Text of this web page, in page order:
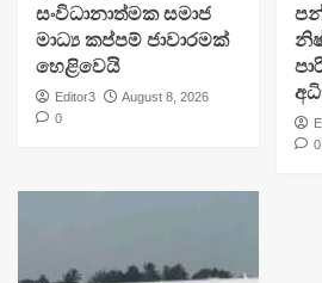
සංවිධානාත්මක සමාජ
මාධ්‍ය කප්පම් ජාවාරමක්
හෙළිවෙයි
Editor3
August 8, 2026
0
0